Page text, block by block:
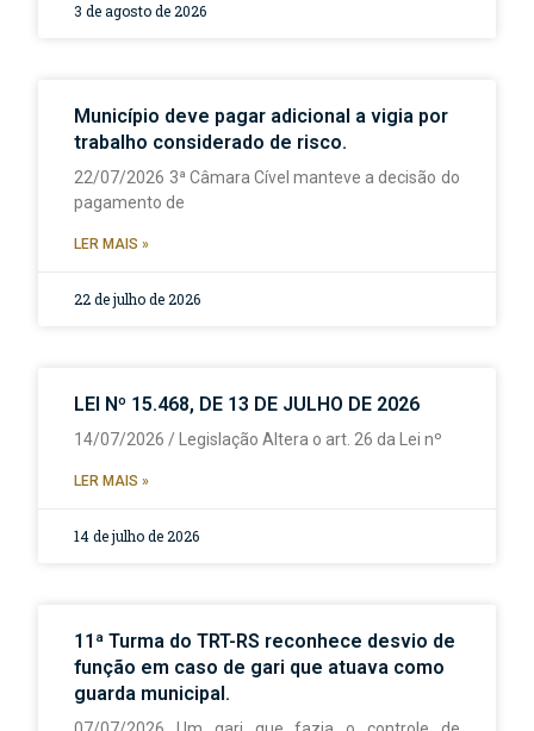
3 de agosto de 2026
Município deve pagar adicional a vigia por
trabalho considerado de risco.
22/07/2026 3ª Câmara Cível manteve a decisão do
pagamento de
LER MAIS »
22 de julho de 2026
LEI Nº 15.468, DE 13 DE JULHO DE 2026
14/07/2026 / Legislação Altera o art. 26 da Lei nº
LER MAIS »
14 de julho de 2026
11ª Turma do TRT-RS reconhece desvio de
função em caso de gari que atuava como
guarda municipal.